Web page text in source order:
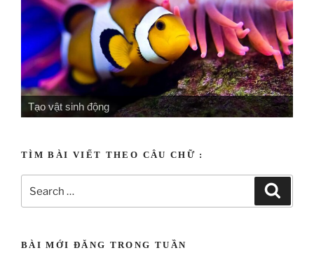
Tạo vật sống quây quần
TÌM BÀI VIẾT THEO CÂU CHỮ :
BÀI MỚI ĐĂNG TRONG TUẦN